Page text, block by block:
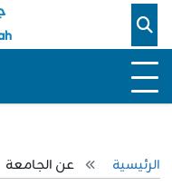
الرئيسية عن الجامعة